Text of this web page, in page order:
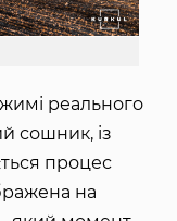
реального
сошник, із
процес
на